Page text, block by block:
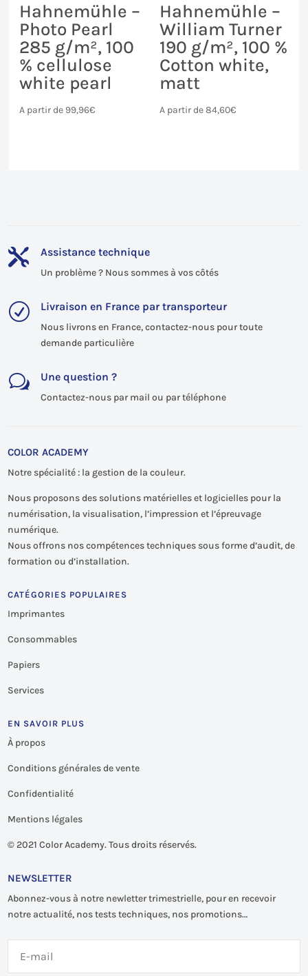
Hahnemühle –
Photo Pearl
285 g/m², 100
% cellulose
white pearl
A partir de 99,96€
Hahnemühle –
William Turner
190 g/m², 100 %
Cotton white,
matt
A partir de84,60€
 Assistance technique
Un problème ? Nous sommes à vos côtés
R Livraison en France par transporteur
Nous livrons en France, contactez-nous pour toute
demande particulière
w Une question ?
Contactez-nous par mail ou par téléphone
COLOR ACADEMY
Notre spécialité : la gestion de la couleur.
Nous proposons des solutions matérielles et logicielles pour la
numérisation, la visualisation, l’impression et l’épreuvage
numérique.
Nous offrons nos compétences techniques sous forme d’audit, de
formation ou d’installation.
CATÉGORIES POPULAIRES
Imprimantes
Consommables
Papiers
Services
EN SAVOIR PLUS
À propos
Conditions générales de vente
Confidentialité
Mentions légales
© 2021 Color Academy. Tous droits réservés.
NEWSLETTER
Abonnez-vous à notre newletter trimestrielle, pour en recevoir
notre actualité, nos tests techniques, nos promotions…